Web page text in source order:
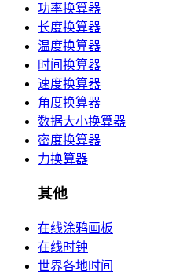
功率换算器
长度换算器
温度换算器
时间换算器
速度换算器
角度换算器
数据大小换算器
密度换算器
力换算器
其他
在线涂鸦画板
在线时钟
世界各地时间